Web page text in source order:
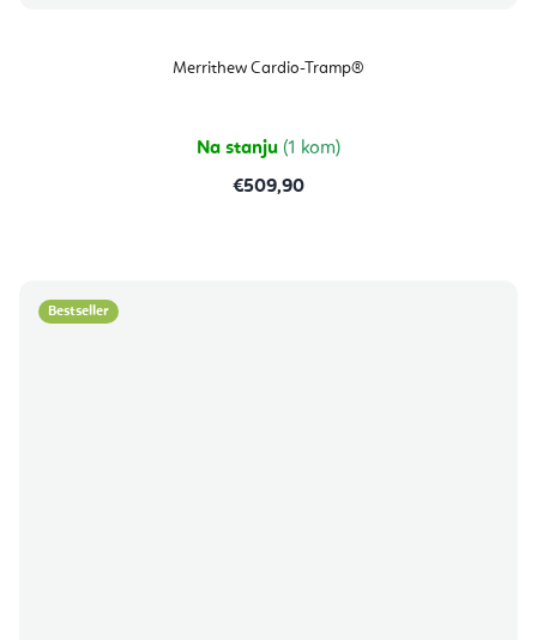
Merrithew Cardio-Tramp®
Na stanju (1 kom)
€509,90
Bestseller